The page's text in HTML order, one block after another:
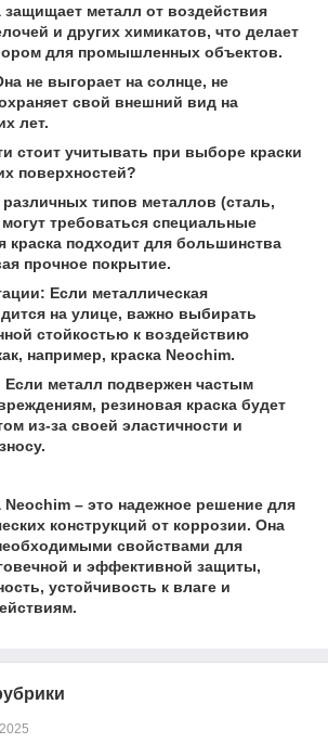
защищает металл от воздействия
и других химикатов, что делает
для промышленных объектов.
не выгорает на солнце, не
свой внешний вид на
лет.
стоит учитывать при выборе краски
поверхностей?
типов металлов (сталь,
требоваться специальные
краска подходит для большинства
прочное покрытие.
Если металлическая
на улице, важно выбирать
стойкостью к воздействию
например, краска Neochim.
Если металл подвержен частым
резиновая краска будет
из-за своей эластичности и
Neochim – это надежное решение для
конструкций от коррозии. Она
свойствами для
и эффективной защиты,
устойчивость к влаге и